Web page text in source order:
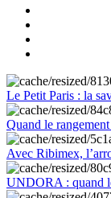
Le Petit Paris : la
Quand le
Avec Ribimex,
UNDORA : quand